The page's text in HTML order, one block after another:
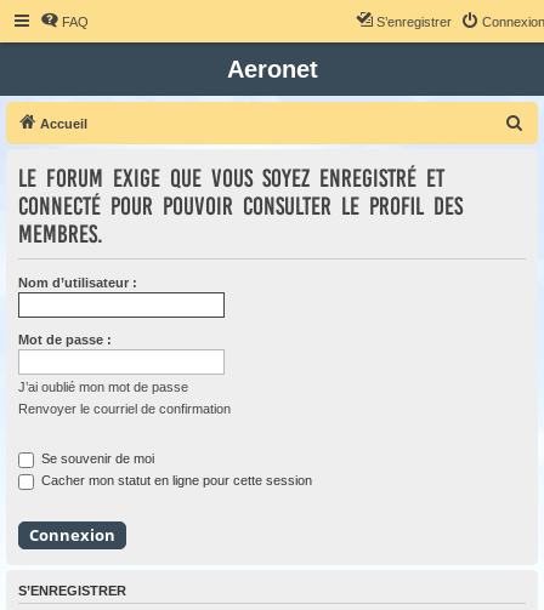
FAQ Connexion
S’enregistrer
Aeronet
Accueil
Le forum exige que vous soyez enregistré et
connecté pour pouvoir consulter le profil des
membres.
Nom d’utilisateur :
Mot de passe :
J’ai oublié mon mot de passe
Renvoyer le courriel de confirmation
Se souvenir de moi
Cacher mon statut en ligne pour cette session
S’ENREGISTRER